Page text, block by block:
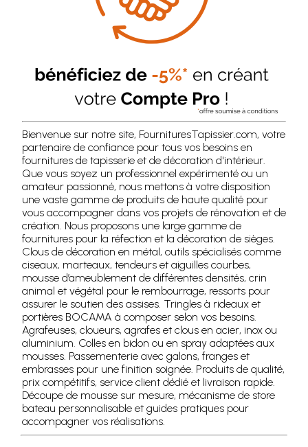
Bienvenue sur notre site, FournituresTapissier.com, votre
partenaire de confiance pour tous vos besoins en
fournitures de tapisserie et de décoration d'intérieur.
Que vous soyez un professionnel expérimenté ou un
amateur passionné, nous mettons à votre disposition
une vaste gamme de produits de haute qualité pour
vous accompagner dans vos projets de rénovation et de
création. Nous proposons une large gamme de
fournitures pour la réfection et la décoration de sièges.
Clous de décoration en métal, outils spécialisés comme
ciseaux, marteaux, tendeurs et aiguilles courbes,
mousse d’ameublement de différentes densités, crin
animal et végétal pour le rembourrage, ressorts pour
assurer le soutien des assises. Tringles à rideaux et
portières BOCAMA à composer selon vos besoins.
Agrafeuses, cloueurs, agrafes et clous en acier, inox ou
aluminium. Colles en bidon ou en spray adaptées aux
mousses. Passementerie avec galons, franges et
embrasses pour une finition soignée. Produits de qualité,
prix compétitifs, service client dédié et livraison rapide.
Découpe de mousse sur mesure, mécanisme de store
bateau personnalisable et guides pratiques pour
accompagner vos réalisations.